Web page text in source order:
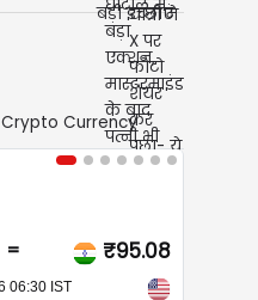
Crypto Currency
CAD $1
Updated 06/08/2026 06:30 IST